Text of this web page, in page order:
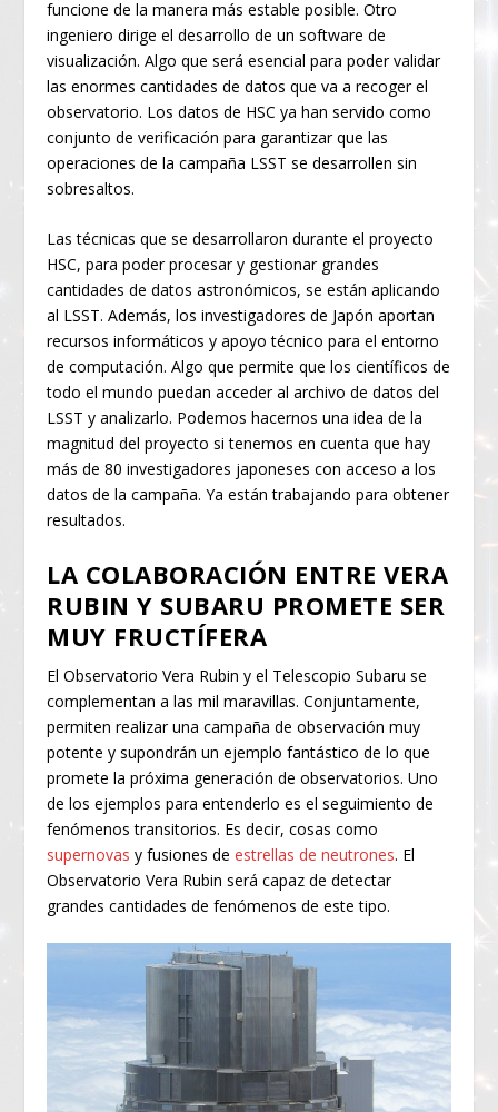
funcione de la manera más estable posible. Otro
ingeniero dirige el desarrollo de un software de
visualización. Algo que será esencial para poder validar
las enormes cantidades de datos que va a recoger el
observatorio. Los datos de HSC ya han servido como
conjunto de verificación para garantizar que las
operaciones de la campaña LSST se desarrollen sin
sobresaltos.
Las técnicas que se desarrollaron durante el proyecto
HSC, para poder procesar y gestionar grandes
cantidades de datos astronómicos, se están aplicando
al LSST. Además, los investigadores de Japón aportan
recursos informáticos y apoyo técnico para el entorno
de computación. Algo que permite que los científicos de
todo el mundo puedan acceder al archivo de datos del
LSST y analizarlo. Podemos hacernos una idea de la
magnitud del proyecto si tenemos en cuenta que hay
más de 80 investigadores japoneses con acceso a los
datos de la campaña. Ya están trabajando para obtener
resultados.
LA COLABORACIÓN ENTRE VERA
RUBIN Y SUBARU PROMETE SER
MUY FRUCTÍFERA
El Observatorio Vera Rubin y el Telescopio Subaru se
complementan a las mil maravillas. Conjuntamente,
permiten realizar una campaña de observación muy
potente y supondrán un ejemplo fantástico de lo que
promete la próxima generación de observatorios. Uno
de los ejemplos para entenderlo es el seguimiento de
fenómenos transitorios. Es decir, cosas como
supernovas y fusiones deestrellas de neutrones. El
Observatorio Vera Rubin será capaz de detectar
grandes cantidades de fenómenos de este tipo.